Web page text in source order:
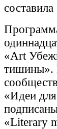
«Art
тишины».
«Идеи
«Literary